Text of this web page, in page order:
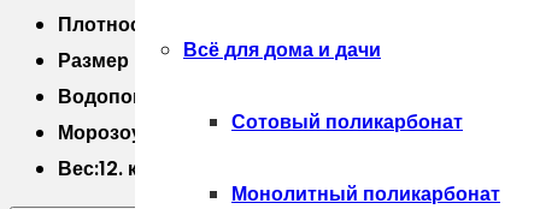
Всё для дома и дачи
Сотовый поликарбонат
Монолитный поликарбонат
Плотность пенополиуретана 58,5 кг/м3;
Размер плитки 245 X 65 X 8 мм;
Водопоглощение 2.6 ￼￼￼￼￼%
Морозоустойчивость Да
Вес:12. кг